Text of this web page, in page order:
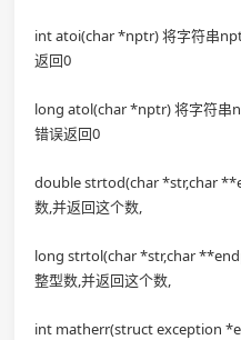
int atoi(char *nptr) 将字符串
返回0
long atol(char *nptr) 将字符串
错误返回0
double strtod(char *str,char
数,并返回这个数,
long strtol(char *str,char
整型数,并返回这个数,
int matherr(struct exception